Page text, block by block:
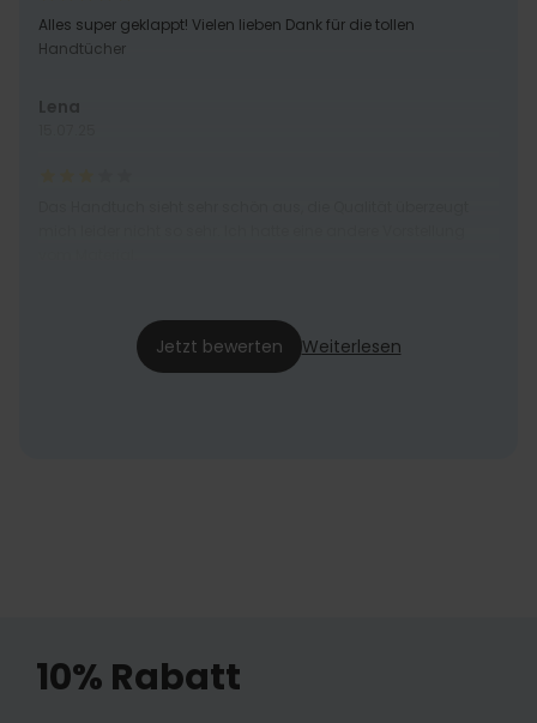
Alles super geklappt! Vielen lieben Dank für die tollen
Handtücher
Lena
Jetzt bewerten Weiterlesen
10% Rabatt